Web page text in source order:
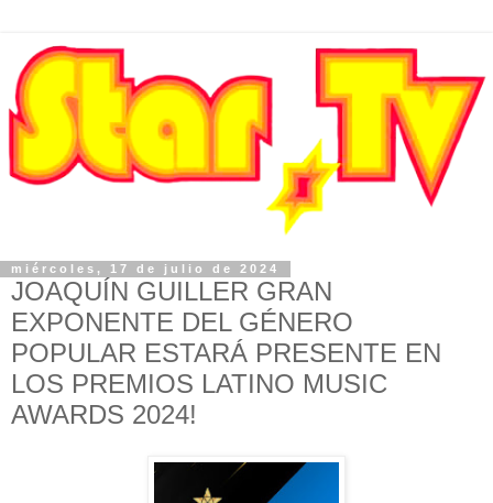
miércoles, 17 de julio de 2024
JOAQUÍN GUILLER GRAN
EXPONENTE DEL GÉNERO
POPULAR ESTARÁ PRESENTE EN
LOS PREMIOS LATINO MUSIC
AWARDS 2024!